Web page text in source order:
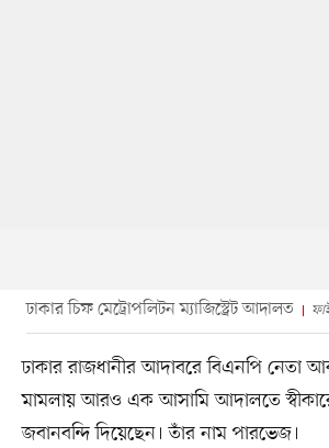
ঢাকার চিফ মেট্রোপলিটন ম্যাজিস্ট্রেট আদালত
ঢাকার রাজধানীর আদাবরে বিএনপি নেতা
মামলায় আরও এক আসামি আদালতে
জবানবন্দি দিয়েছেন। তাঁর নাম পারভেজ।